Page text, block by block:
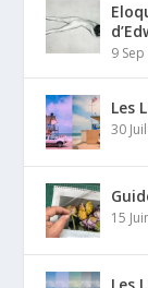
9
Les
30
15